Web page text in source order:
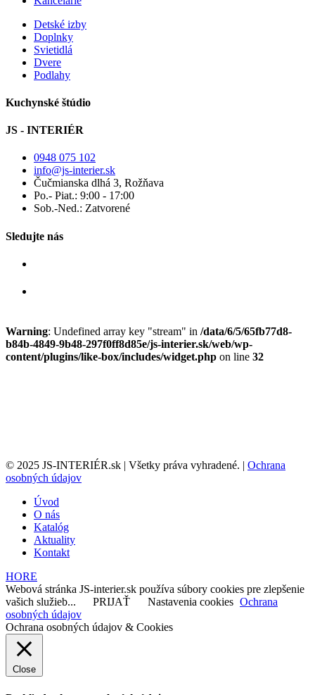
Detské izby
Doplnky
Svietidlá
Dvere
Podlahy
Kuchynské štúdio
JS - INTERIÉR
0948 075 102
info@js-interier.sk
Čučmianska dlhá 3, Rožňava
Po.- Piat.: 9:00 - 17:00
Sob.-Ned.: Zatvorené
Sledujte nás
Warning: Undefined array key "stream" in /data/6/5/65fb77d8-
b84b-4849-9b48-297f0ff8d85e/js-interier.sk/web/wp-
content/plugins/like-box/includes/widget.php on line 32
© 2025 JS-INTERIÉR.sk | Všetky práva vyhradené. | Ochrana
osobných údajov
Úvod
O nás
Katalóg
Aktuality
Kontakt
HORE
Webová stránka JS-interier.sk používa súbory cookies pre zlepšenie
vašich služieb...
PRIJAŤ Nastavenia cookies Ochrana
osobných údajov
Ochrana osobných údajov & Cookies
Close